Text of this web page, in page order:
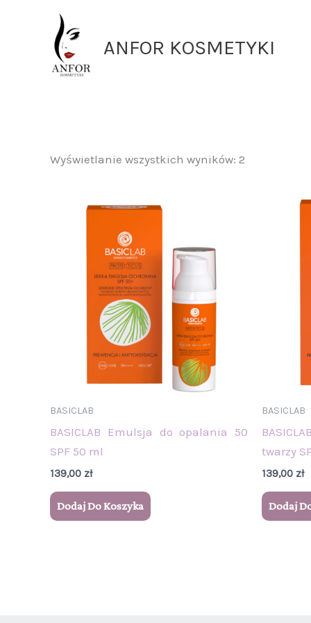
ANFOR KOSMETYKI
Wyświetlanie wszystkich wyników: 2
BASICLAB
BASICLAB Emulsja do opalania 50
SPF 50 ml
139,00 zł
Dodaj Do Koszyka
BASICLAB
twarzy
139,00 zł
Dodaj